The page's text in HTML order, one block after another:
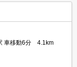
車移動6分 4.1km